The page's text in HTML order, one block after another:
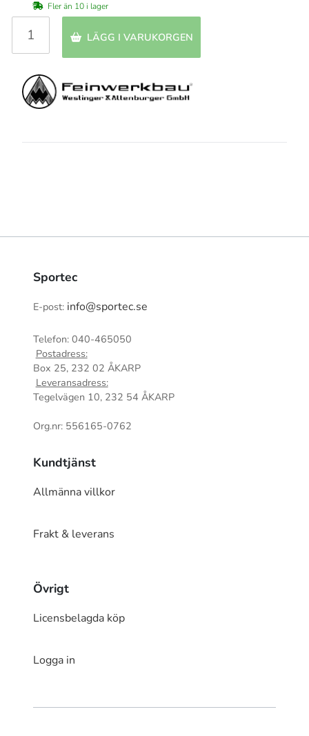
Fler än 10 i lager
LÄGG I VARUKORGEN
Sportec
E-post: info@sportec.se
Telefon: 040-465050
Postadress:
Box 25, 232 02 ÅKARP
Leveransadress:
Tegelvägen 10, 232 54 ÅKARP
Org.nr: 556165-0762
Kundtjänst
Allmänna villkor
Frakt & leverans
Övrigt
Licensbelagda köp
Logga in